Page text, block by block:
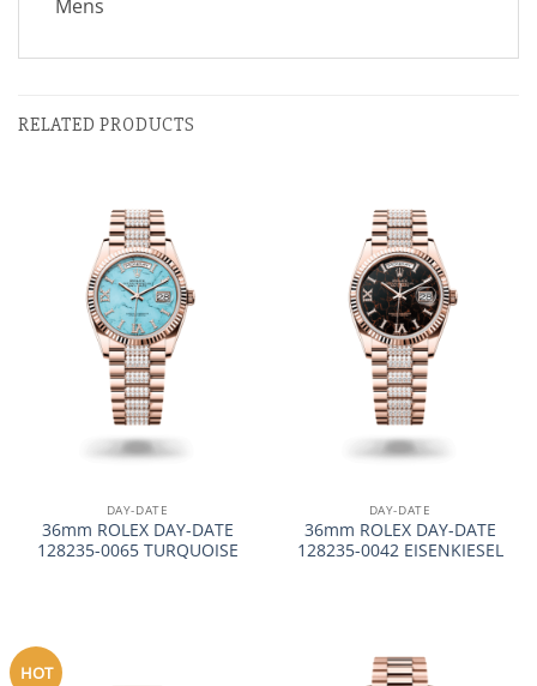
Mens
RELATED PRODUCTS
DAY-DATE
36mm ROLEX DAY-DATE
128235-0065 TURQUOISE
DAY-DATE
36mm ROLEX DAY-DATE
128235-0042 EISENKIESEL
HOT